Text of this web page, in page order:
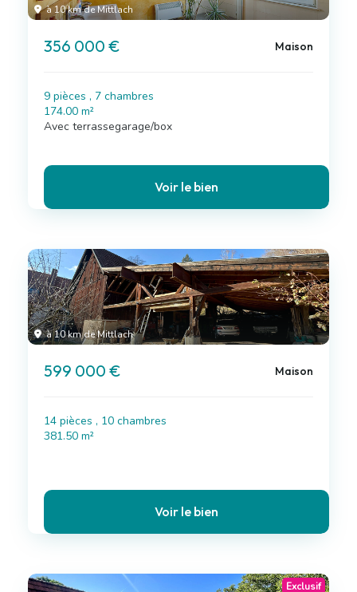
à 10 km de Mittlach
356 000 € Maison
9 pièces , 7 chambres
174.00 m²
Avec terrassegarage/box
Voir le bien
à 10 km de Mittlach
599 000 € Maison
14 pièces , 10 chambres
381.50 m²
Voir le bien
Exclusif